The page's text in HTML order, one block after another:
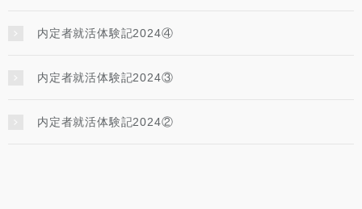
内定者就活体験記2024④
内定者就活体験記2024③
内定者就活体験記2024②